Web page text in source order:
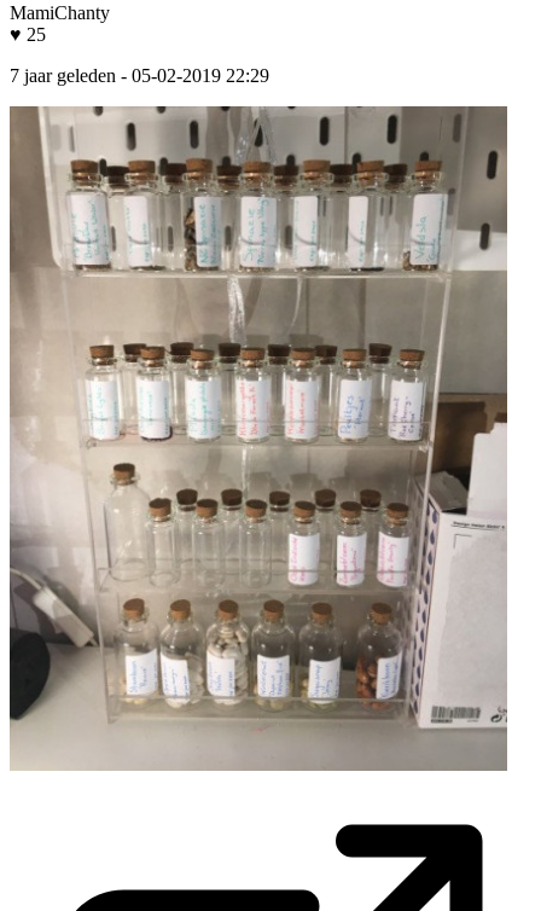
MamiChanty
♥ 25
7 jaar geleden - 05-02-2019 22:29